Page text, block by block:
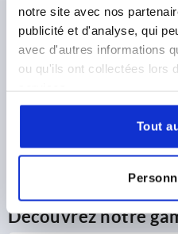
notre site avec nos
publicité et d'analyse, qui
avec d'autres informations
ou qu'ils ont collectées lors
Tout
1) Option de montage 1
2) Option de montage 2
3) Plaque
DÉTAILS DU PRODUIT
CAD
TÉLÉCHARGEMENTS
Découvrez notre